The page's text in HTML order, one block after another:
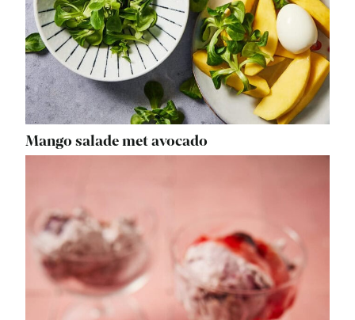
Mango salade met avocado